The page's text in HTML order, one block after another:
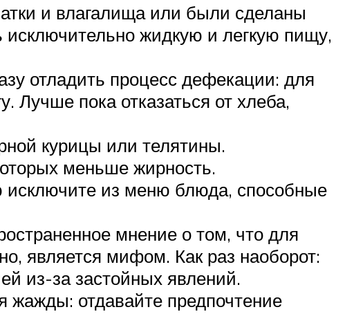
и влагалища или были сделаны
исключительно жидкую и легкую пищу,
отладить процесс дефекации: для
Лучше пока отказаться от хлеба,
курицы или телятины.
меньше жирность.
исключите из меню блюда, способные
мнение о том, что для
является мифом. Как раз наоборот:
из-за застойных явлений.
жажды: отдавайте предпочтение